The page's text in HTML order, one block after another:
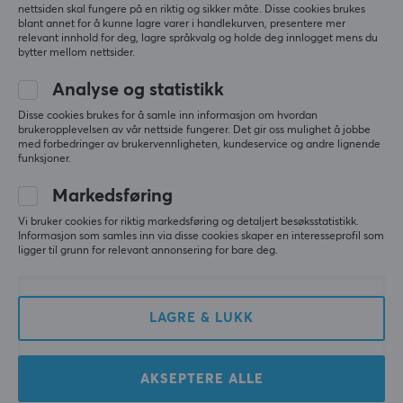
Vekt
36 g
PAW3950 HS
Sensor
Type bryter
Omron Opticals
30000 dpi
70 G
Alle anmeldelser
Eric B
Verifisert kjøper
Beste fingertip-mus på markedet. Hender 18x10
cm.
WLMouse Beast X Mini Pro - Milky White [TTC Nihil] - Solid Sides
8 mo. ago
1 like
Nice Juggernaut
nettsiden skal fungere på en riktig og sikker måte. Disse cookies brukes
blant annet for å kunne lagre varer i handlekurven, presentere mer
relevant innhold for deg, lagre språkvalg og holde deg innlogget mens du
bytter mellom nettsider.
Analyse og statistikk
Disse cookies brukes for å samle inn informasjon om hvordan
brukeropplevelsen av vår nettside fungerer. Det gir oss mulighet å jobbe
med forbedringer av brukervennligheten, kundeservice og andre lignende
funksjoner.
Markedsføring
Vi bruker cookies for riktig markedsføring og detaljert besøksstatistikk.
Informasjon som samles inn via disse cookies skaper en interesseprofil som
ligger til grunn for relevant annonsering for bare deg.
LAGRE & LUKK
AKSEPTERE ALLE